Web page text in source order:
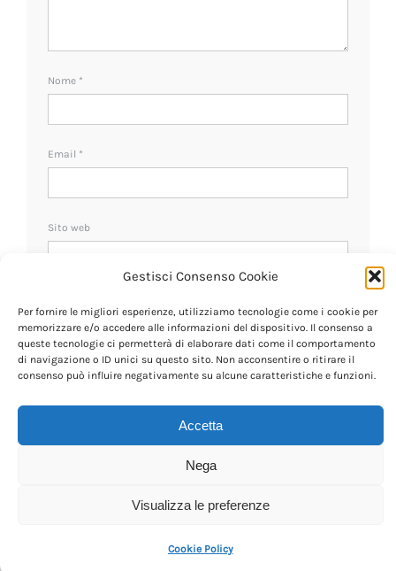
Gestisci Consenso Cookie
Per fornire le migliori esperienze, utilizziamo tecnologie come i cookie per
memorizzare e/o accedere alle informazioni del dispositivo. Il consenso a
queste tecnologie ci permetterà di elaborare dati come il comportamento
di navigazione o ID unici su questo sito. Non acconsentire o ritirare il
consenso può influire negativamente su alcune caratteristiche e funzioni.
Accetta
Nega
Visualizza le preferenze
Cookie Policy
Nome *
Email *
Sito web